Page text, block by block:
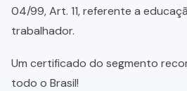
04/99, Art. 11, referente a
trabalhador.
Um certificado do segmento
todo o Brasil!